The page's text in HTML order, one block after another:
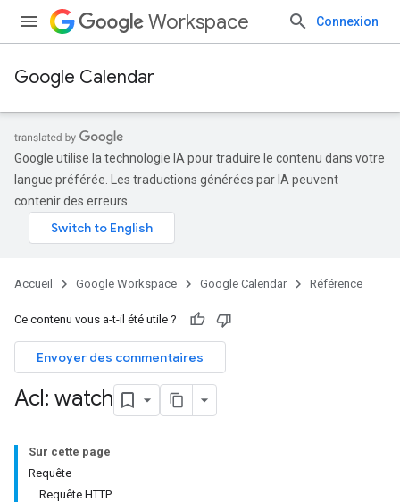
Workspace Connexion
Google Calendar
Google utilise la technologie IA pour traduire le contenu dans votre
langue préférée. Les traductions générées par IA peuvent
contenir des erreurs.
Accueil Google Workspace Google Calendar Référence
Ce contenu vous a-t-il été utile ?
Envoyer des commentaires
Acl: watch
Sur cette page
Requête
Requête HTTP